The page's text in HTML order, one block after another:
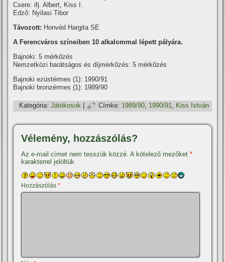
Csere: ifj. Albert, Kiss I.
Edző: Nyilasi Tibor
Távozott: Honvéd Hargita SE
A Ferencváros szí­neiben 10 alkalommal lépett pályára.
Bajnoki: 5 mérkőzés
Nemzetközi barátságos és dí­jmérkőzés: 5 mérkőzés
Bajnoki ezüstérmes (1): 1990/91
Bajnoki bronzérmes (1): 1989/90
Kategória: Játékosok | Címke: 1989/90, 1990/91, Kiss István
Vélemény, hozzászólás?
Az e-mail címet nem tesszük közzé. A kötelező mezőket*
karakterrel jelöltük
Hozzászólás*